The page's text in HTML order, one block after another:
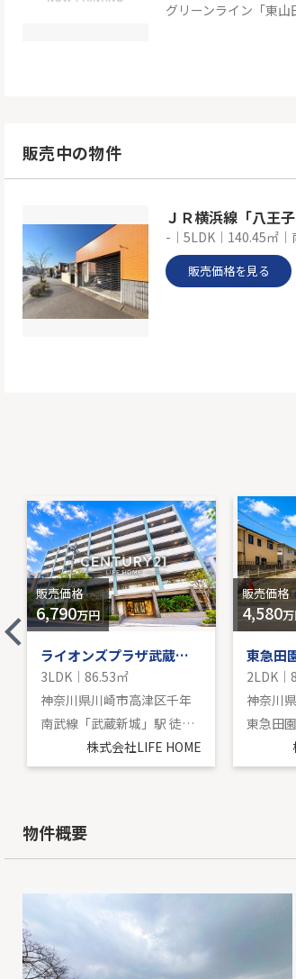
グリーンライン「東
販売中の物件
-｜5LDK｜140.45㎡｜
販売価格を見る
販売価格
6,790万円
ライオンズプラザ武蔵新城
3LDK｜86.53㎡
神奈川県川崎市高津区千年
南武線「武蔵新城」駅 徒歩9分
株式会社LIFE HOME
販売価格
4,580
2LDK｜
神奈川
物件概要